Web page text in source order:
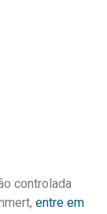
controlada
entre em